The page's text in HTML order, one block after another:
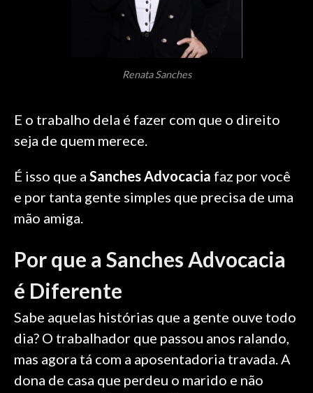
Renata Sanches
E o trabalho dela é fazer com que o direito
seja de quem merece.
É isso que a Sanches Advocacia faz por você
e por tanta gente simples que precisa de uma
mão amiga.
Por que a Sanches Advocacia
é Diferente
Sabe aquelas histórias que a gente ouve todo
dia? O trabalhador que passou anos ralando,
mas agora tá com a aposentadoria travada. A
dona de casa que perdeu o marido e não